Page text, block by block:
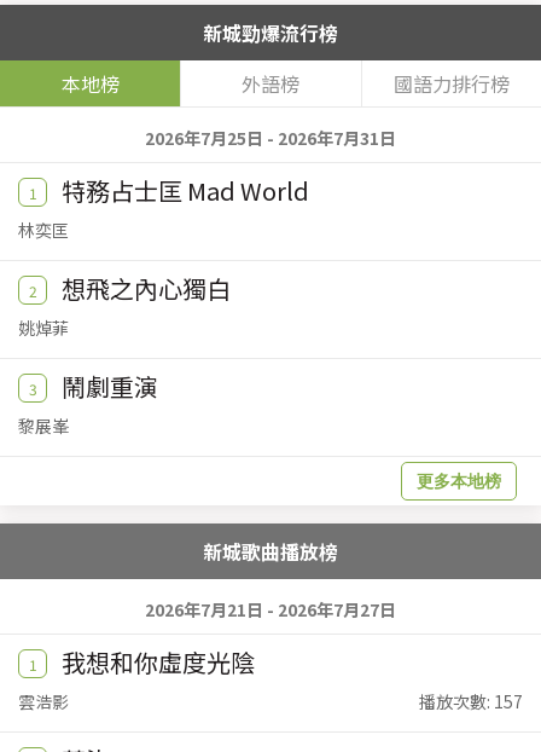
新城勁爆流行榜
本地榜
外語榜 國語力排行榜
2026年7月25日 - 2026年7月31日
1 特務占士匡 Mad World
林奕匡
2 想飛之內心獨白
姚焯菲
3 鬧劇重演
黎展峯
更多本地榜
新城歌曲播放榜
2026年7月21日 - 2026年7月27日
1 我想和你虛度光陰
雲浩影 播放次數: 157